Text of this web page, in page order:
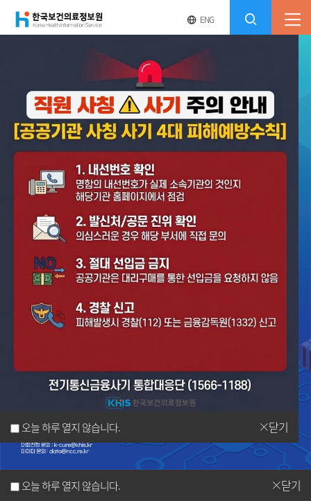
(재)
보
건
Korea
Information
Service
ENG영
로
가
기
전
색
열
기
전
체
본
문
비
주
얼
Korea Health Information Service
한국보건의료정보원
보건의료데이터의 안전한 활용과 가치를 창출하는
기관소개 바로가기 →
전체 소식 보도
오늘 하루 열지 않습니다. 닫기
오늘 하루 열지 않습니다. 닫기